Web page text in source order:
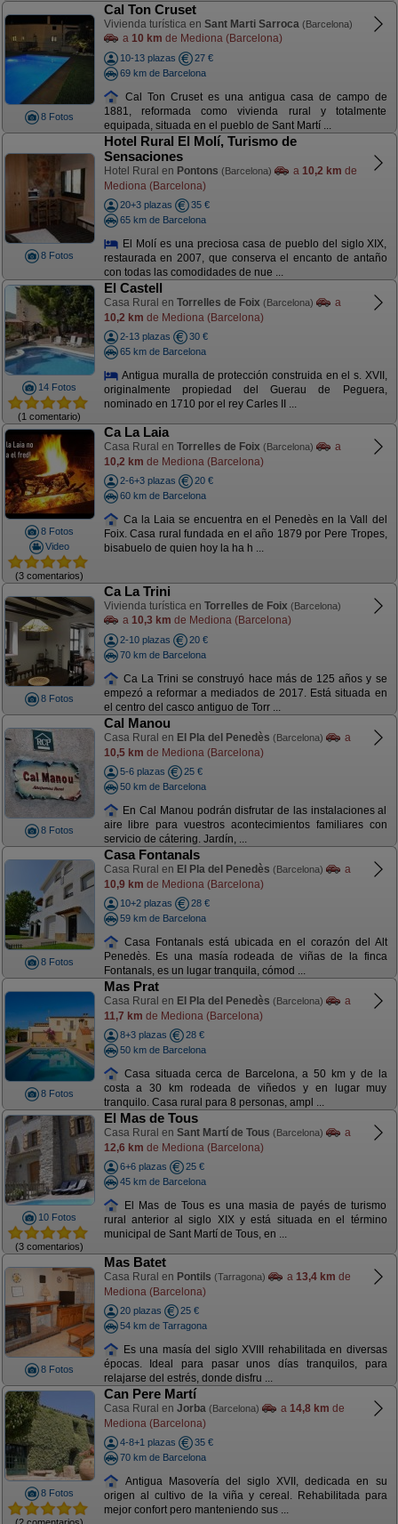
8 Fotos
Cal Ton Cruset
Vivienda turística en Sant Marti Sarroca (Barcelona)
a 10 km de Mediona (Barcelona)
10-13 plazas
27 €
69 km de Barcelona
Cal Ton Cruset es una antigua casa de campo de
1881, reformada como vivienda rural y totalmente
equipada, situada en el pueblo de Sant Martí ...
8 Fotos
Hotel Rural El Molí, Turismo de
Sensaciones
Hotel Rural en Pontons (Barcelona) a 10,2 km de
Mediona (Barcelona)
20+3 plazas
35 €
65 km de Barcelona
El Molí es una preciosa casa de pueblo del siglo XIX,
restaurada en 2007, que conserva el encanto de antaño
con todas las comodidades de nue ...
14 Fotos
(1 comentario)
El Castell
Casa Rural en Torrelles de Foix (Barcelona)
a
10,2 km de Mediona (Barcelona)
2-13 plazas
30 €
65 km de Barcelona
Antigua muralla de protección construida en el s. XVII,
originalmente propiedad del Guerau de Peguera,
nominado en 1710 por el rey Carles II ...
8 Fotos
Video
(3 comentarios)
Ca La Laia
Casa Rural en Torrelles de Foix (Barcelona)
a
10,2 km de Mediona (Barcelona)
2-6+3 plazas
20 €
60 km de Barcelona
Ca la Laia se encuentra en el Penedès en la Vall del
Foix. Casa rural fundada en el año 1879 por Pere Tropes,
bisabuelo de quien hoy la ha h ...
8 Fotos
Ca La Trini
Vivienda turística en Torrelles de Foix (Barcelona)
a 10,3 km de Mediona (Barcelona)
2-10 plazas
20 €
70 km de Barcelona
Ca La Trini se construyó hace más de 125 años y se
empezó a reformar a mediados de 2017. Está situada en
el centro del casco antiguo de Torr ...
8 Fotos
Cal Manou
Casa Rural en El Pla del Penedès (Barcelona)
a
10,5 km de Mediona (Barcelona)
5-6 plazas
25 €
50 km de Barcelona
En Cal Manou podrán disfrutar de las instalaciones al
aire libre para vuestros acontecimientos familiares con
servicio de cátering. Jardín, ...
8 Fotos
Casa Fontanals
Casa Rural en El Pla del Penedès (Barcelona)
a
10,9 km de Mediona (Barcelona)
10+2 plazas
28 €
59 km de Barcelona
Casa Fontanals está ubicada en el corazón del Alt
Penedès. Es una masía rodeada de viñas de la finca
Fontanals, es un lugar tranquila, cómod ...
8 Fotos
Mas Prat
Casa Rural en El Pla del Penedès (Barcelona)
a
11,7 km de Mediona (Barcelona)
8+3 plazas
28 €
50 km de Barcelona
Casa situada cerca de Barcelona, a 50 km y de la
costa a 30 km rodeada de viñedos y en lugar muy
tranquilo. Casa rural para 8 personas, ampl ...
10 Fotos
(3 comentarios)
El Mas de Tous
Casa Rural en Sant Martí de Tous (Barcelona)
a
12,6 km de Mediona (Barcelona)
6+6 plazas
25 €
45 km de Barcelona
El Mas de Tous es una masia de payés de turismo
rural anterior al siglo XIX y está situada en el término
municipal de Sant Martí de Tous, en ...
8 Fotos
Mas Batet
Casa Rural en Pontils (Tarragona) a 13,4 km de
Mediona (Barcelona)
20 plazas
25 €
54 km de Tarragona
Es una masía del siglo XVIII rehabilitada en diversas
épocas. Ideal para pasar unos días tranquilos, para
relajarse del estrés, donde disfru ...
8 Fotos
Can Pere Martí
Casa Rural en Jorba (Barcelona) a 14,8 km de
Mediona (Barcelona)
4-8+1 plazas
35 €
70 km de Barcelona
Antigua Masovería del siglo XVII, dedicada en su
origen al cultivo de la viña y cereal. Rehabilitada para
mejor confort pero manteniendo sus ...